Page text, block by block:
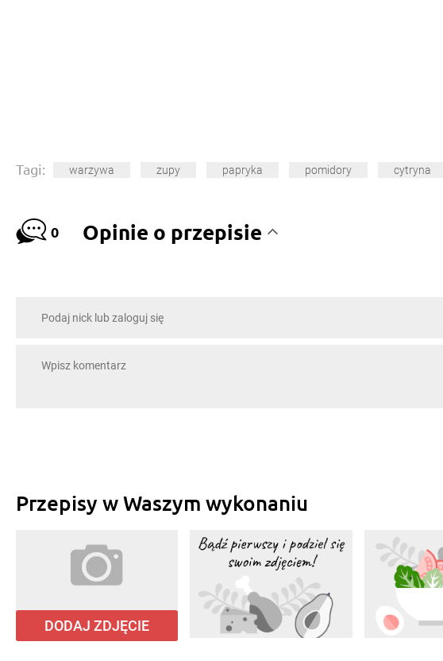
Tagi: warzywa zupy papryka pomidory cytryna
0 Opinie o przepisie
Przepisy w Waszym wykonaniu
DODAJ ZDJĘCIE